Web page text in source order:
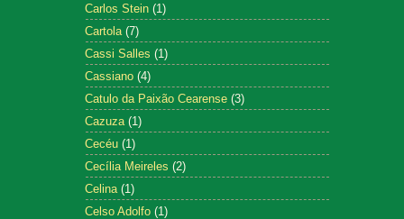
Carlos Stein (1)
Cartola (7)
Cassi Salles (1)
Cassiano (4)
Catulo da Paixão Cearense (3)
Cazuza (1)
Cecéu (1)
Cecília Meireles (2)
Celina (1)
Celso Adolfo (1)